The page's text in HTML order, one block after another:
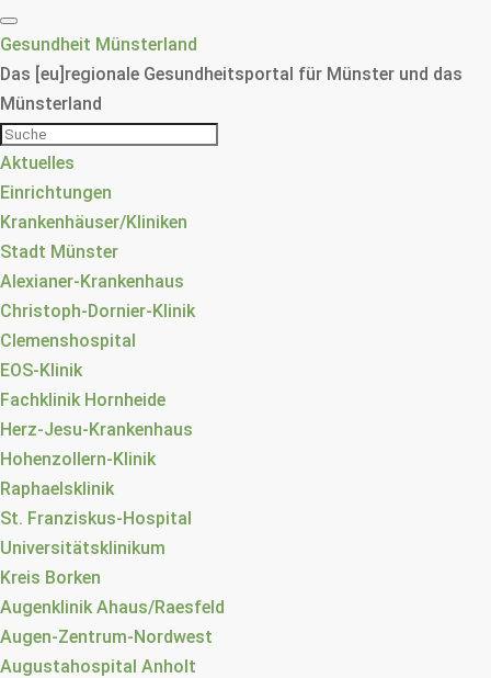
Gesundheit Münsterland
Das [eu]regionale Gesundheitsportal für Münster und das
Münsterland
Aktuelles
Einrichtungen
Krankenhäuser/Kliniken
Stadt Münster
Alexianer-Krankenhaus
Christoph-Dornier-Klinik
Clemenshospital
EOS-Klinik
Fachklinik Hornheide
Herz-Jesu-Krankenhaus
Hohenzollern-Klinik
Raphaelsklinik
St. Franziskus-Hospital
Universitätsklinikum
Kreis Borken
Augenklinik Ahaus/Raesfeld
Augen-Zentrum-Nordwest
Augustahospital Anholt